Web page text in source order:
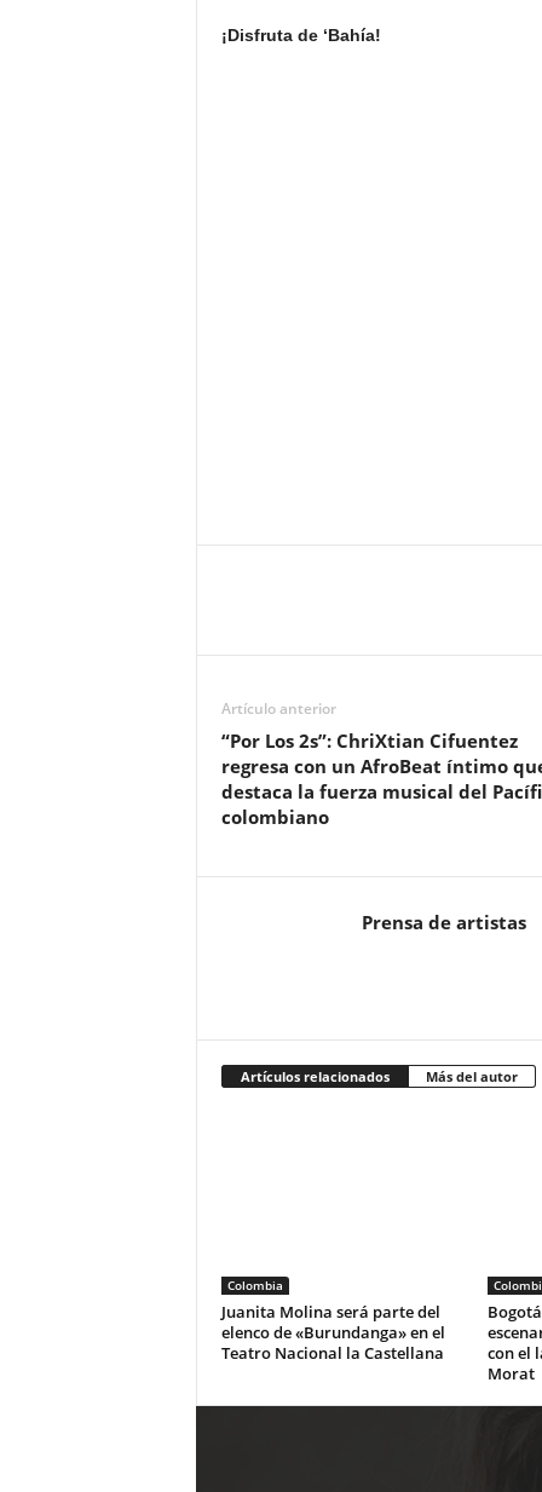
¡Disfruta de ‘Bahía!
Artículo anterior
“Por Los 2s”: ChriXtian Cifuentez
regresa con un AfroBeat íntimo
destaca la fuerza musical del
colombiano
Prensa de artistas
Artículos relacionados Más del autor
Colombia
Juanita Molina será parte del
elenco de «Burundanga» en el
Teatro Nacional la Castellana
con el
Morat